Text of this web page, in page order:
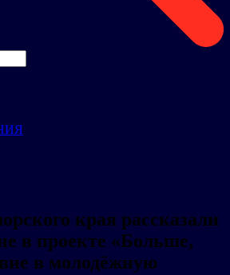
края рассказали
в проекте «Больше,
в молодёжную